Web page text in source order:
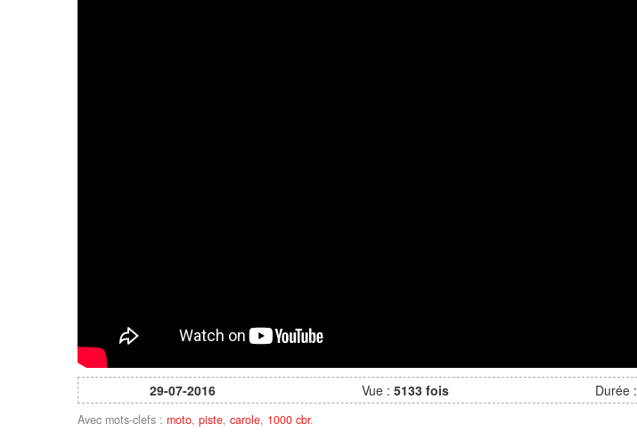
29-07-2016 Vue : 5133 fois Durée :
Avec mots-clefs : moto, piste, carole, 1000 cbr.